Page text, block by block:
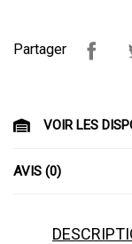
Partager
VOIR LES
AVIS (0)